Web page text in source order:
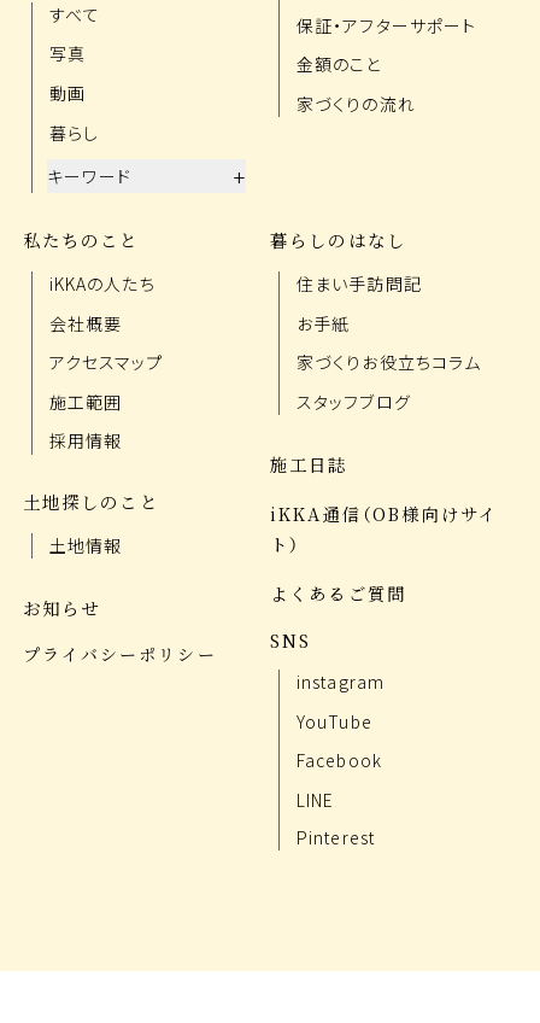
すべて
写真
動画
暮らし
キーワード
+
保証・アフターサポート
金額のこと
家づくりの流れ
私たちのこと
iKKAの人たち
会社概要
アクセスマップ
施工範囲
採用情報
土地探しのこと
土地情報
お知らせ
プライバシーポリシー
暮らしのはなし
住まい手訪問記
お手紙
家づくりお役立ちコラム
スタッフブログ
施工日誌
iKKA通信（OB様向けサイ
ト）
よくあるご質問
SNS
instagram
YouTube
Facebook
LINE
Pinterest